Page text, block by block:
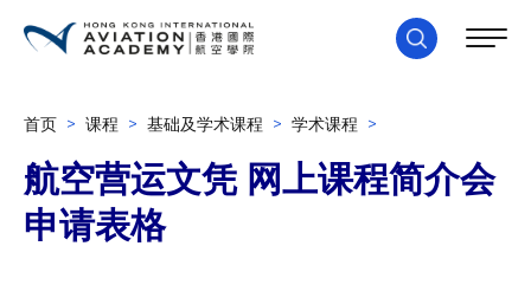
首页 > 课程 > 基础及学术课程 > 学术课程 >
航空营运文凭 网上课程简介会
申请表格